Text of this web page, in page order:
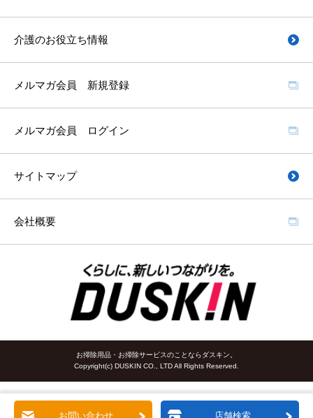
介護のお役立ち情報
メルマガ会員 新規登録
メルマガ会員 ログイン
サイトマップ
会社概要
お掃除用品・お掃除サービスのことならダスキン。
Copyright(c) DUSKIN CO., LTD All Rights Reserved.
お問い合わせ 店舗検索